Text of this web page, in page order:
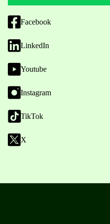
Facebook
LinkedIn
Youtube
Instagram
TikTok
X